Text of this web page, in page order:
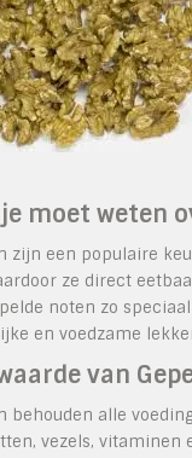
moet weten
zijn een populaire
ze direct
noten zo
en voedzame
van
behouden alle
vezels, vitaminen